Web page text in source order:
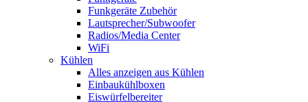
Funkgeräte Zubehör
Lautsprecher/Subwoofer
Radios/Media Center
WiFi
Kühlen
Alles anzeigen aus Kühlen
Einbaukühlboxen
Eiswürfelbereiter